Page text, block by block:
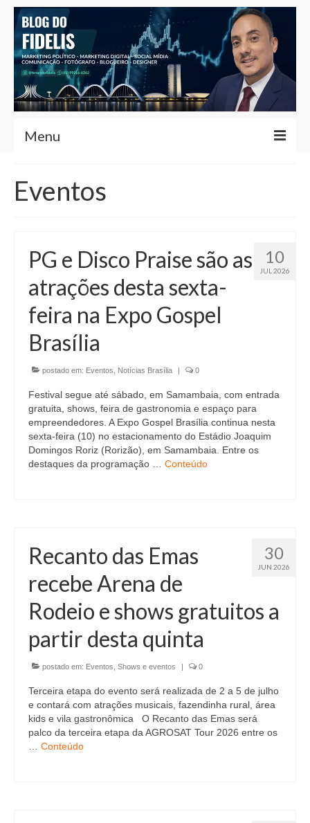
Menu
Fernando Fidelis
Notícias Brasília
Contato
Currículo
Eventos
10
JUL 2026
PG e Disco Praise são as
atrações desta sexta-
feira na Expo Gospel
Brasília
postado em: Eventos Notícias Brasília | 0
Festival segue até sábado, em Samambaia, com entrada
gratuita, shows, feira de gastronomia e espaço para
empreendedores. A Expo Gospel Brasília continua nesta
sexta-feira (10) no estacionamento do Estádio Joaquim
Domingos Roriz (Rorizão), em Samambaia. Entre os
destaques da programação … Conteúdo
30
JUN 2026
Recanto das Emas
recebe Arena de
Rodeio e shows gratuitos a
partir desta quinta
postado em: Eventos Shows e eventos | 0
Terceira etapa do evento será realizada de 2 a 5 de julho
e contará com atrações musicais, fazendinha rural, área
kids e vila gastronômica O Recanto das Emas será
palco da terceira etapa da AGROSAT Tour 2026 entre os
Conteúdo